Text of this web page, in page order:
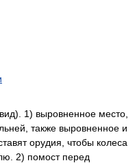
1) выровненное место,
также выровненное и
орудия, чтобы колеса
2) помост перед